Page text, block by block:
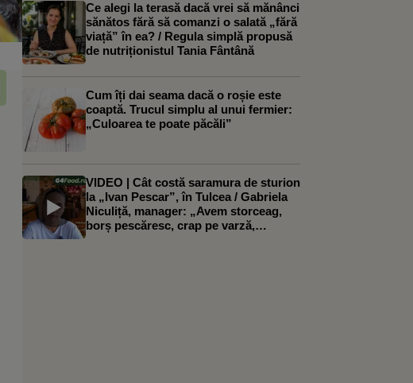
Ce alegi la terasă dacă vrei să mănânci
sănătos fără să comanzi o salată „fără
viață” în ea? / Regula simplă propusă
de nutriționistul Tania Fântână
Cum îți dai seama dacă o roșie este
coaptă. Trucul simplu al unui fermier:
„Culoarea te poate păcăli”
VIDEO | Cât costă saramura de sturion
la „Ivan Pescar”, în Tulcea / Gabriela
Niculiță, manager: „Avem storceag,
borș pescăresc, crap pe varză,